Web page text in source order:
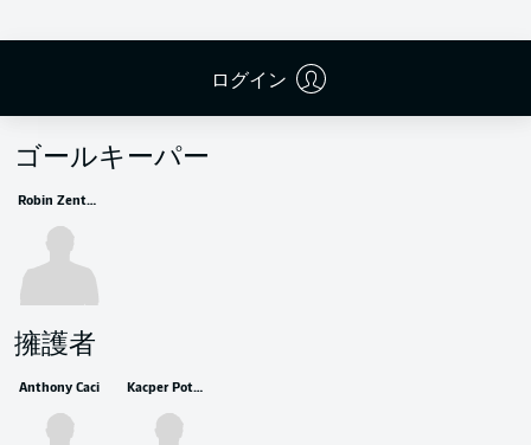
ログイン
ゴールキーパー
Robin Zentner
擁護者
Anthony Caci Kacper Potulski